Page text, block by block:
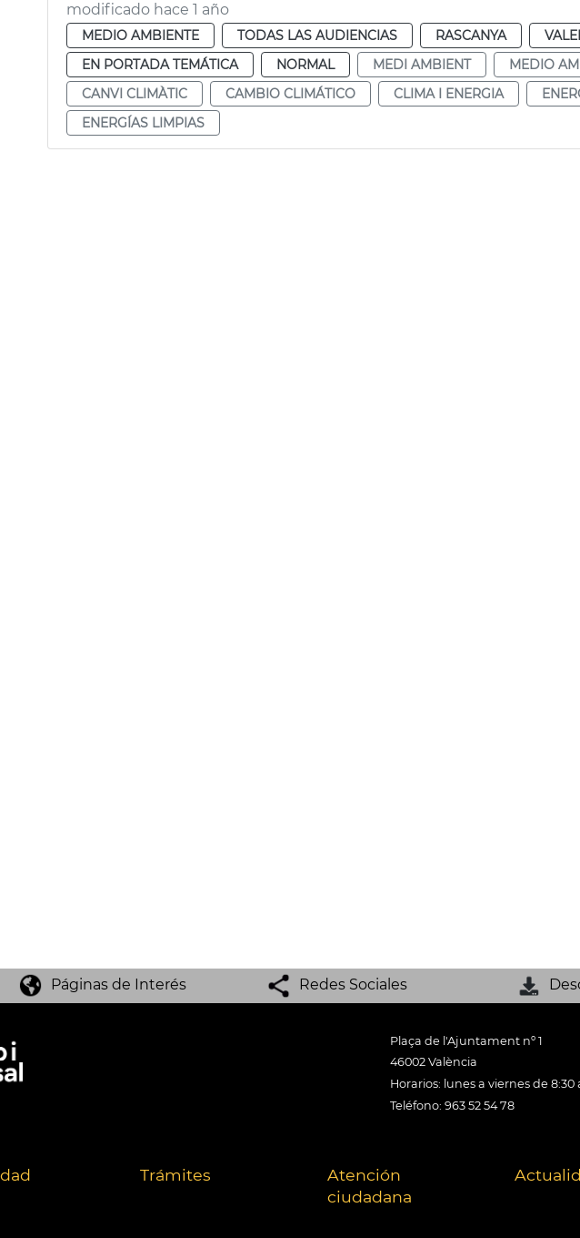
modificado hace 1 año
MEDIO AMBIENTE TODAS LAS AUDIENCIAS RASCANYA
EN PORTADA TEMÁTICA
NORMAL MEDI AMBIENT MEDIO
CANVI CLIMÀTIC
CAMBIO CLIMÁTICO CLIMA I ENERGIA
ENERGÍAS LIMPIAS
Páginas de Interés Redes Sociales
Plaça de l'Ajuntament nº 1
46002 València
Horarios: lunes a viernes de 8:30
Teléfono: 963 52 54 78
Trámites
Atención
ciudadana